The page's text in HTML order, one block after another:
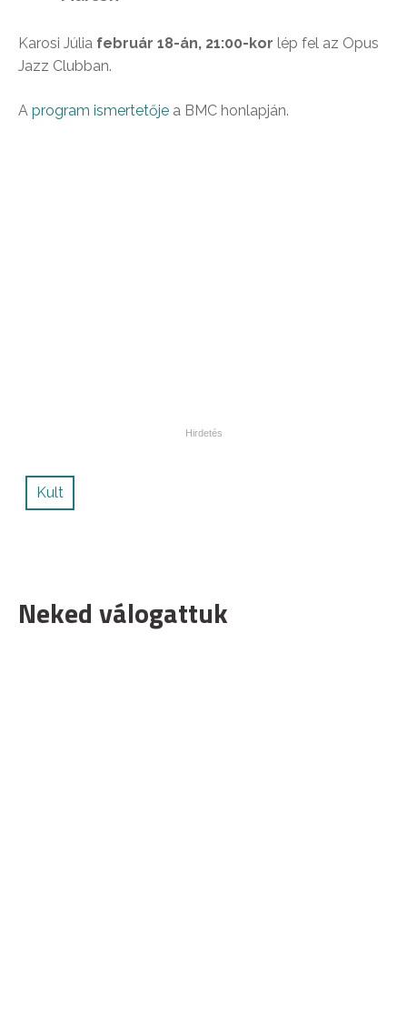
Karosi Júlia február 18-án, 21:00-kor lép fel az Opus
Jazz Clubban.
A program ismertetője a BMC honlapján.
Kult
Neked válogattuk